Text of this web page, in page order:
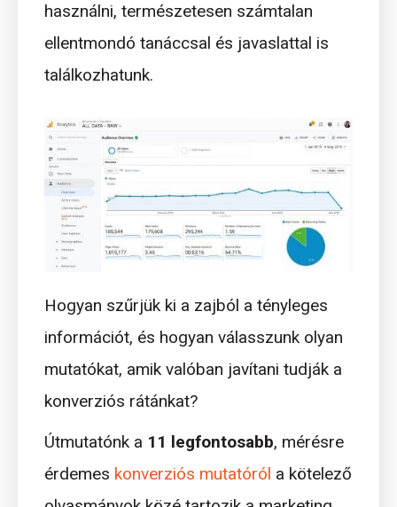
használni, természetesen számtalan
ellentmondó tanáccsal és javaslattal is
találkozhatunk.
Hogyan szűrjük ki a zajból a tényleges
információt, és hogyan válasszunk olyan
mutatókat, amik valóban javítani tudják a
konverziós rátánkat?
Útmutatónk a 11 legfontosabb, mérésre
érdemes konverziós mutatóról a kötelező